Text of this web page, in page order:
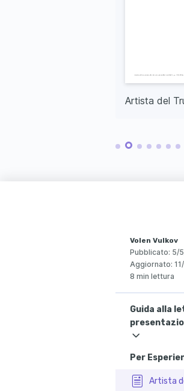
Volen Vulkov
Pubblicato: 5/
Aggiornato:
8 min lettura
Guida alla
Per